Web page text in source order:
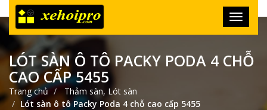
LÓT SÀN Ô TÔ PACKY PODA 4 CHỖ
CAO CẤP 5455
Trang chủ
Thảm sàn, Lót sàn
Lót sàn ô tô Packy Poda 4 chỗ cao cấp 5455